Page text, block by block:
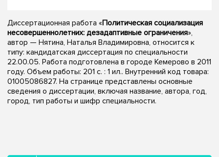
Диссертационная работа «Политическая социализация
несовершеннолетних: дезадаптивные ограничения»,
автор — Нятина, Наталья Владимировна, относится к
типу: кандидатская диссертация по специальности
22.00.05. Работа подготовлена в городе Кемерово в 2011
году. Объем работы: 201 с. : 1 ил.. Внутренний код товара:
01005086827. На странице представлены основные
сведения о диссертации, включая название, автора, год,
город, тип работы и шифр специальности.